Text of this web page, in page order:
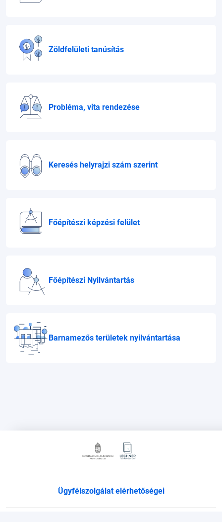
Zöldfelületi tanúsítás
Probléma, vita rendezése
Keresés helyrajzi szám szerint
Főépítészi képzési felület
Főépítészi Nyilvántartás
Barnamezős területek nyilvántartása
Ügyfélszolgálat elérhetőségei